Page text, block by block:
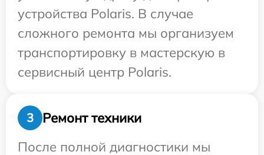
устройства Polaris. В случае
сложного ремонта мы организуем
транспортировку в мастерскую в
сервисный центр Polaris.
3
Ремонт техники
После полной диагностики мы